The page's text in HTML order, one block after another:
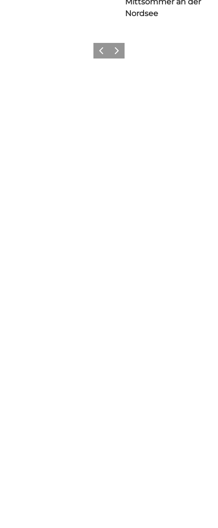
Nordsee
ZurückWeiter